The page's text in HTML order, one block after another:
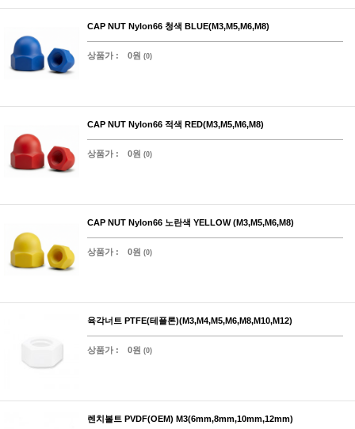
CAP NUT Nylon66 청색 BLUE(M3,M5,M6,M8)
상품가 : 0원 (0)
CAP NUT Nylon66 적색 RED(M3,M5,M6,M8)
상품가 : 0원 (0)
CAP NUT Nylon66 노란색 YELLOW (M3,M5,M6,M8)
상품가 : 0원 (0)
육각너트 PTFE(테플론)(M3,M4,M5,M6,M8,M10,M12)
상품가 : 0원 (0)
렌치볼트 PVDF(OEM) M3(6mm,8mm,10mm,12mm)